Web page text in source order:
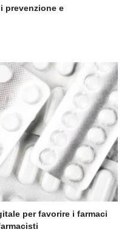
prevenzione e
per favorire i farmaci